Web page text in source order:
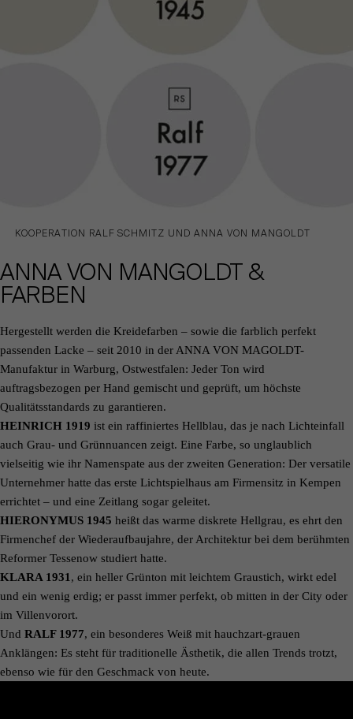
ANNA VON MANGOLDT &
FARBEN
Hergestellt werden die Kreidefarben – sowie die farblich perfekt
passenden Lacke – seit 2010 in der ANNA VON MAGOLDT-
Manufaktur in Warburg, Ostwestfalen: Jeder Ton wird
auftragsbezogen per Hand gemischt und geprüft, um höchste
Qualitätsstandards zu garantieren.
HEINRICH 1919 ist ein raffiniertes Hellblau, das je nach Lichteinfall
auch Grau- und Grünnuancen zeigt. Eine Farbe, so unglaublich
vielseitig wie ihr Namenspate aus der zweiten Generation: Der versatile
Unternehmer hatte das erste Lichtspielhaus am Firmensitz in Kempen
errichtet – und eine Zeitlang sogar geleitet.
HIERONYMUS 1945 heißt das warme diskrete Hellgrau, es ehrt den
Firmenchef der Wiederaufbaujahre, der Architektur bei dem berühmten
Reformer Tessenow studiert hatte.
KLARA 1931 , ein heller Grünton mit leichtem Graustich, wirkt edel
und ein wenig erdig; er passt immer perfekt, ob mitten in der City oder
im Villenvorort.
Und RALF 1977, ein besonderes Weiß mit hauchzart-grauen
Anklängen: Es steht für traditionelle Ästhetik, die allen Trends trotzt,
ebenso wie für den Geschmack von heute.
KOOPERATION RALF SCHMITZ UND ANNA VON MANGOLDT